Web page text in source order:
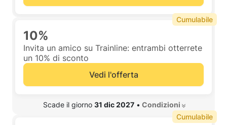
10%
Invita un amico su Trainline: entrambi otterrete
un 10% di sconto
Vedi l'offerta
Scade il giorno 31 dic 2027 • Condizioni
Cumulabile
Cumulabile